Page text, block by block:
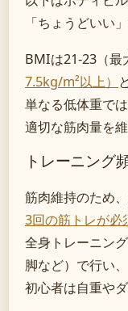
「ちょうどいい
BMIは21-23（最
7.5kg/m²以上）
単なる低体重では
適切な筋肉量を
トレーニング
筋肉維持のため、
3回の筋トレが必
全身トレーニン
脚など）で行い、
初心者は自重や